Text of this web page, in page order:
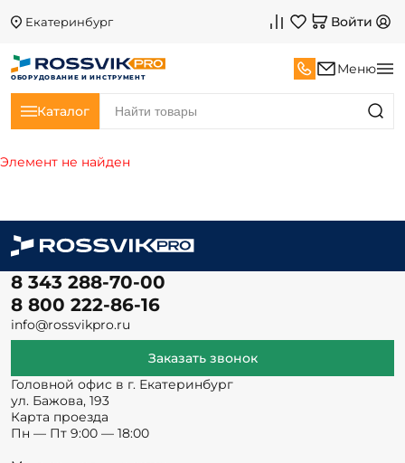
Екатеринбург Войти
ОБОРУДОВАНИЕ И ИНСТРУМЕНТ
Меню
Каталог
Элемент не найден
8 343 288-70-00
8 800 222-86-16
info@rossvikpro.ru
Заказать звонок
Головной офис в г. Екатеринбург
ул. Бажова, 193
Карта проезда
Пн — Пт 9:00 — 18:00